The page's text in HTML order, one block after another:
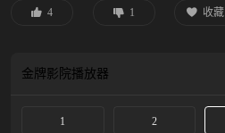
4
1 收藏
金牌影院播放器
1 2